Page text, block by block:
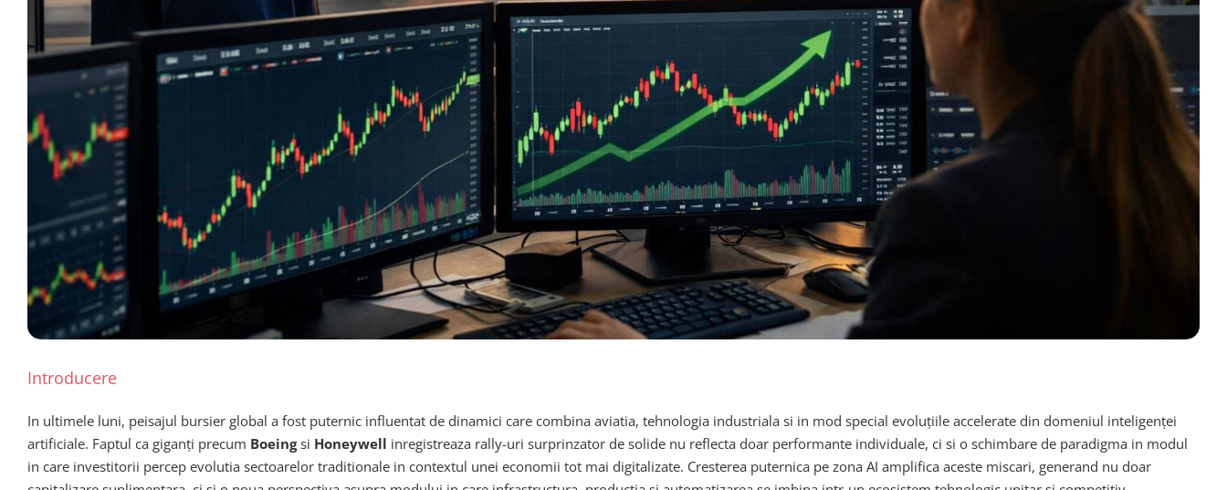
Introducere
In ultimele luni, peisajul bursier global a fost puternic influentat de dinamici care combina aviatia, tehnologia industriala si in mod special evoluțiile accelerate din domeniul inteligenței
artificiale. Faptul ca giganți precum Boeingsi Honeywell inregistreaza rally-uri surprinzator de solide nu reflecta doar performante individuale, ci si o schimbare de paradigma in modul
in care investitorii percep evolutia sectoarelor traditionale in contextul unei economii tot mai digitalizate. Cresterea puternica pe zona AI amplifica aceste miscari, generand nu doar